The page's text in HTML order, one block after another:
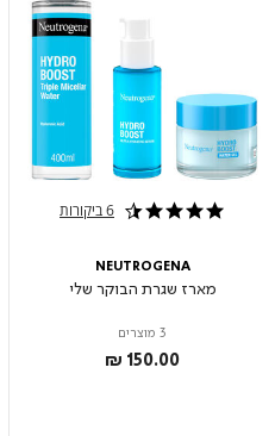
4.3 star rating 6 ביקורות
NEUTROGENA
מארז שגרת הבוקר שלי
3 מוצרים
₪ 150.00